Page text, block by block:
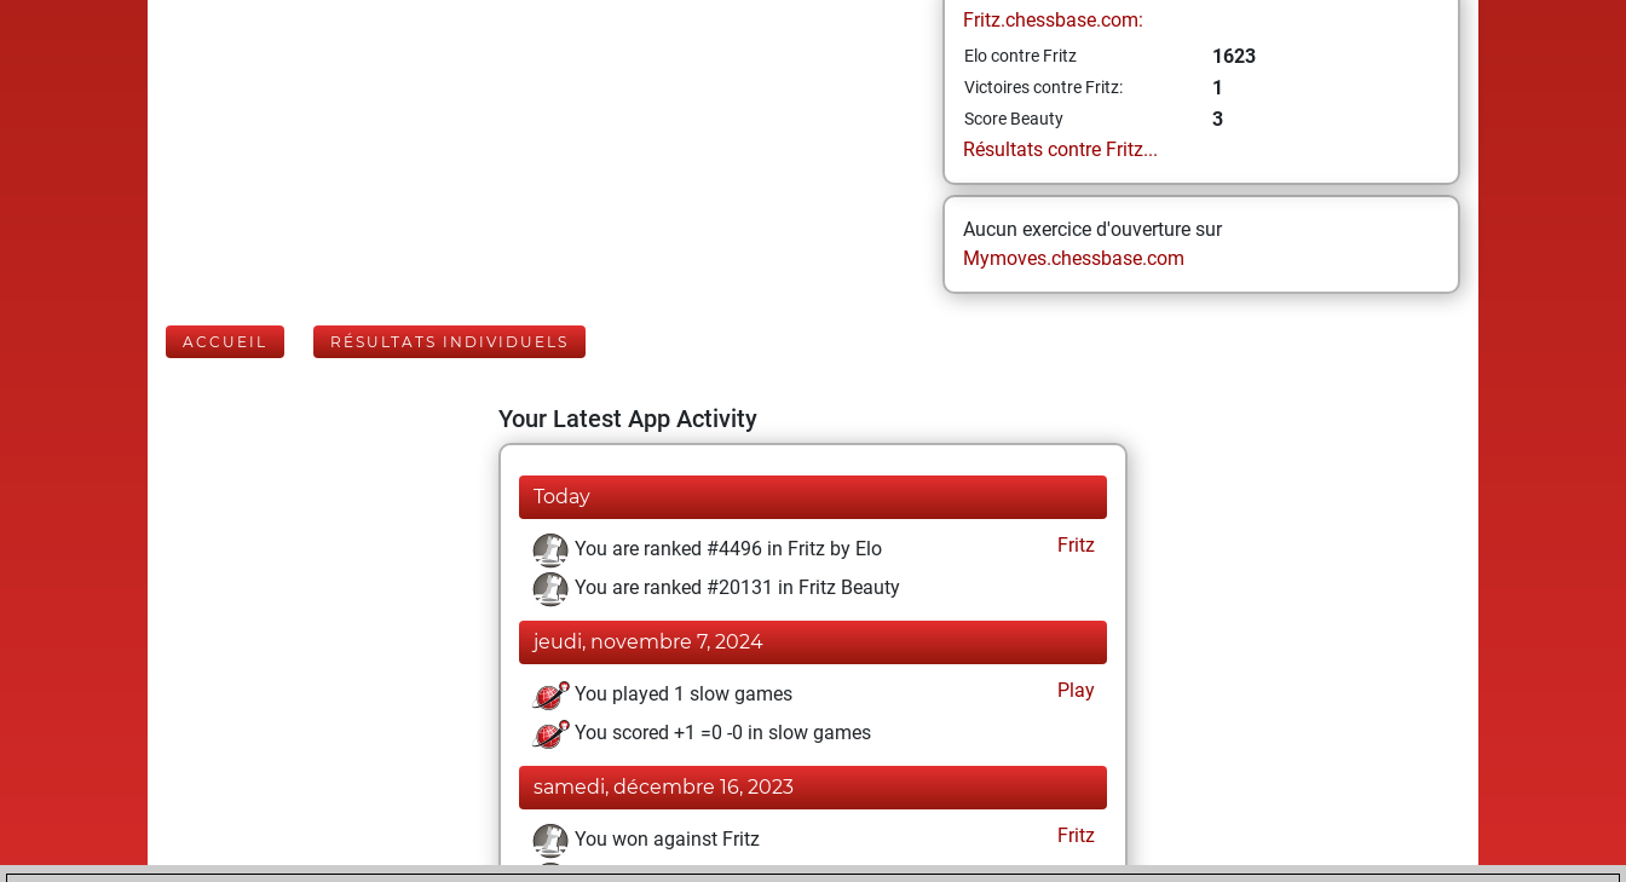
Fritz.chessbase.com:
Elo contre Fritz 1623
Victoires contre Fritz: 1
Score Beauty
3
Résultats contre Fritz...
Aucun exercice d'ouverture sur
Mymoves.chessbase.com
ACCUEIL RÉSULTATS INDIVIDUELS
Your Latest App Activity
Today
You are ranked #4496 in Fritz by Elo
Fritz
You are ranked #20131 in Fritz Beauty
jeudi, novembre 7, 2024
You played 1 slow games
Play
You scored +1 =0 -0 in slow games
samedi, décembre 16, 2023
You won against Fritz
Fritz